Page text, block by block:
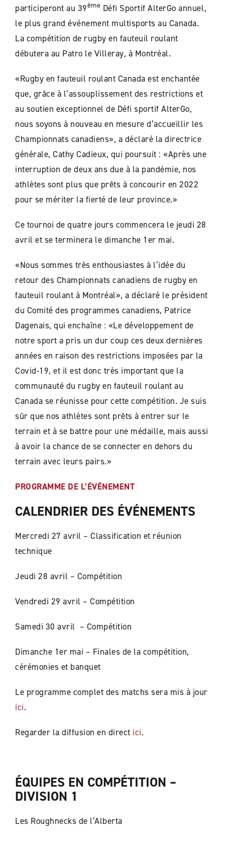
participeront au 39ème Défi Sportif AlterGo annuel,
le plus grand événement multisports au Canada.
La compétition de rugby en fauteuil roulant
débutera au Patro le Villeray, à Montréal.
«Rugby en fauteuil roulant Canada est enchantée
que, grâce à l’assouplissement des restrictions et
au soutien exceptionnel de Défi sportif AlterGo,
nous soyons à nouveau en mesure d’accueillir les
Championnats canadiens», a déclaré la directrice
générale, Cathy Cadieux, qui poursuit : «Après une
interruption de deux ans due à la pandémie, nos
athlètes sont plus que prêts à concourir en 2022
pour se mériter la fierté de leur province.»
Ce tournoi de quatre jours commencera le jeudi 28
avril et se terminera le dimanche 1er mai.
«Nous sommes très enthousiastes à l’idée du
retour des Championnats canadiens de rugby en
fauteuil roulant à Montréal», a déclaré le président
du Comité des programmes canadiens, Patrice
Dagenais, qui enchaîne : «Le développement de
notre sport a pris un dur coup ces deux dernières
années en raison des restrictions imposées par la
Covid-19, et il est donc très important que la
communauté du rugby en fauteuil roulant au
Canada se réunisse pour cette compétition. Je suis
sûr que nos athlètes sont prêts à entrer sur le
terrain et à se battre pour une médaille, mais aussi
à avoir la chance de se connecter en dehors du
terrain avec leurs pairs.»
PROGRAMME DE L’ÉVÉNEMENT
CALENDRIER DES ÉVÉNEMENTS
Mercredi 27 avril – Classification et réunion
technique
Jeudi 28 avril – Compétition
Vendredi 29 avril – Compétition
Samedi 30 avril – Compétition
Dimanche 1er mai – Finales de la compétition,
cérémonies et banquet
Le programme complet des matchs sera mis à jour
ici.
Regarder la diffusion en direct ici.
ÉQUIPES EN COMPÉTITION –
DIVISION 1
Les Roughnecks de l’Alberta